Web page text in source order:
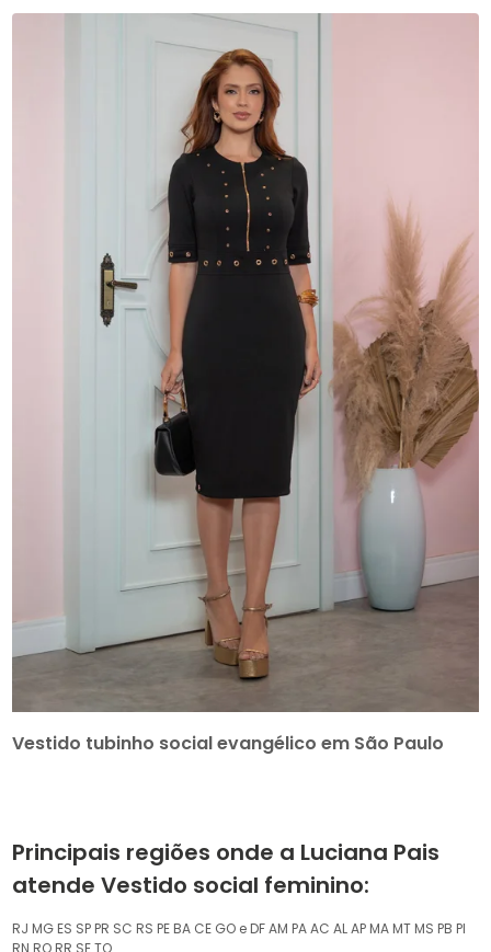
Vestido tubinho social evangélico em São Paulo
Principais regiões onde a Luciana Pais
atende Vestido social feminino:
RJ MG ES SP PR SC RS PE BA CE GO e DFAM PAAC ALAP MA MT MS PB PI